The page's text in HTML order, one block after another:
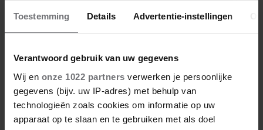
Toestemming Details Advertentie-instellingen
Verantwoord gebruik van uw gegevens
Wij en onze 1022 partners verwerken je persoonlijke
gegevens (bijv. uw IP-adres) met behulp van
technologieën zoals cookies om informatie op uw
apparaat op te slaan en te gebruiken met als doel